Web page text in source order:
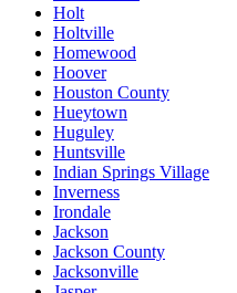
Holt
Holtville
Homewood
Hoover
Houston County
Hueytown
Huguley
Huntsville
Indian Springs Village
Inverness
Irondale
Jackson
Jackson County
Jacksonville